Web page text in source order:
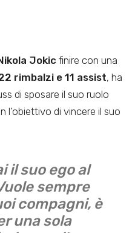
Jokic finire con una
rimbalzi e 11 assist, ha
di sposare il suo ruolo
l’obiettivo di vincere il suo
il suo ego al
sempre
compagni, è
una sola